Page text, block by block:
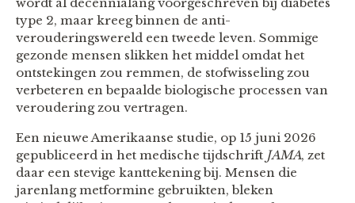
type 2, maar kreeg binnen de anti-
verouderingswereld een tweede leven. Sommige
gezonde mensen slikken het middel omdat het
ontstekingen zou remmen, de stofwisseling zou
verbeteren en bepaalde biologische processen van
veroudering zou vertragen.
Een nieuwe Amerikaanse studie, op 15 juni 2026
gepubliceerd in het medische tijdschrift JAMA, zet
daar een stevige kanttekening bij. Mensen die
jarenlang metformine gebruikten, bleken